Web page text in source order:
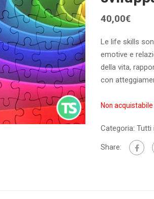
40,00€
Le life skills
emotive e
della vita,
con
Non acquistabile
Categoria: Tutti
Share: